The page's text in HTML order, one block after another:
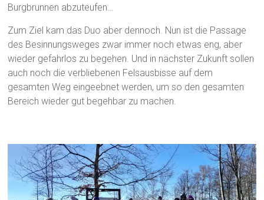
Burgbrunnen abzuteufen…
Zum Ziel kam das Duo aber dennoch. Nun ist die Passage
des Besinnungsweges zwar immer noch etwas eng, aber
wieder gefahrlos zu begehen. Und in nächster Zukunft sollen
auch noch die verbliebenen Felsausbisse auf dem
gesamten Weg eingeebnet werden, um so den gesamten
Bereich wieder gut begehbar zu machen.